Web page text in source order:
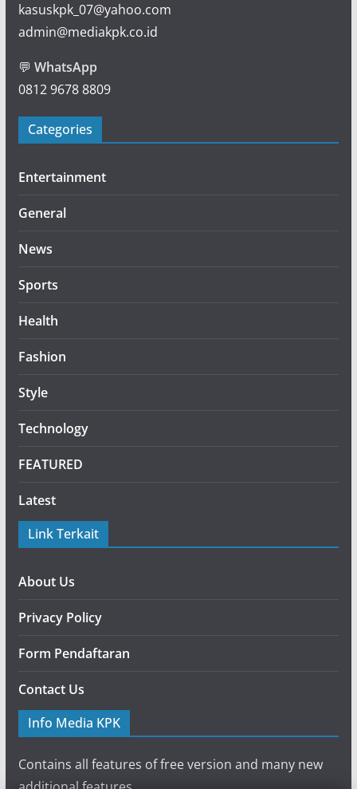
kasuskpk_07@yahoo.com
admin@mediakpk.co.id
💬 WhatsApp
0812 9678 8809
Categories
Entertainment
General
News
Sports
Health
Fashion
Style
Technology
FEATURED
Latest
Link Terkait
About Us
Privacy Policy
Form Pendaftaran
Contact Us
Info Media KPK
Contains all features of free version and many new